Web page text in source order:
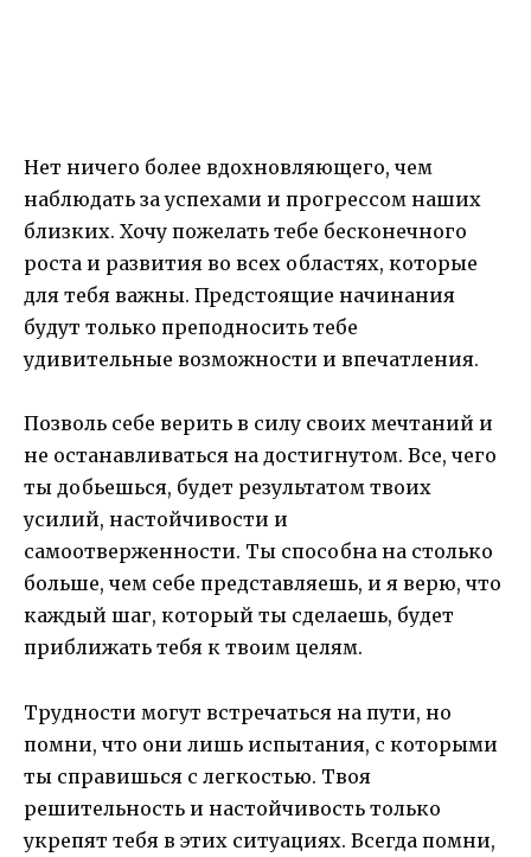
Нет ничего более вдохновляющего, чем
наблюдать за успехами и прогрессом наших
близких. Хочу пожелать тебе бесконечного
роста и развития во всех областях, которые
для тебя важны. Предстоящие начинания
будут только преподносить тебе
удивительные возможности и впечатления.
Позволь себе верить в силу своих мечтаний и
не останавливаться на достигнутом. Все, чего
ты добьешься, будет результатом твоих
усилий, настойчивости и
самоотверженности. Ты способна на столько
больше, чем себе представляешь, и я верю, что
каждый шаг, который ты сделаешь, будет
приближать тебя к твоим целям.
Трудности могут встречаться на пути, но
помни, что они лишь испытания, с которыми
ты справишься с легкостью. Твоя
решительность и настойчивость только
укрепят тебя в этих ситуациях. Всегда помни,